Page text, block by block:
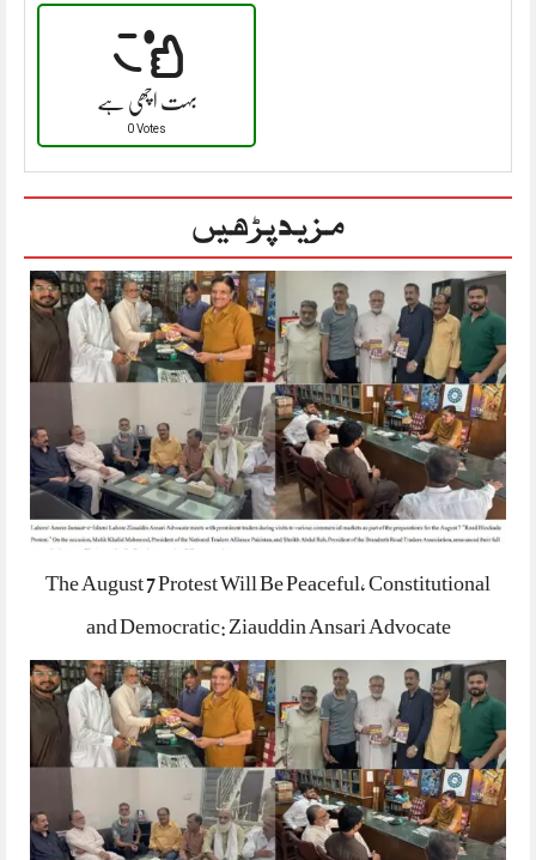
بہت اچھی ہے
0 Votes
مزید پڑھیں
The August 7 Protest Will Be Peaceful, Constitutional
and Democratic: Ziauddin Ansari Advocate